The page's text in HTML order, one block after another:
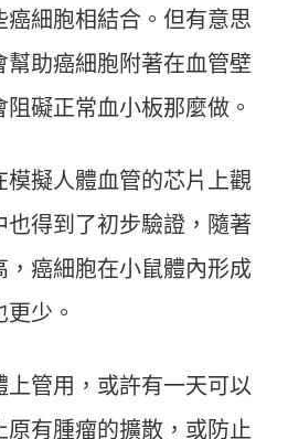
癌細胞相結合。但有意思
幫助癌細胞附著在血管壁
阻礙正常血小板那麼做。
模擬人體血管的芯片上觀
也得到了初步驗證，隨著
癌細胞在小鼠體內形成
少。
管用，或許有一天可以
有腫瘤的擴散，或防止